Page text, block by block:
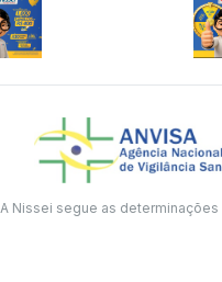
A Nissei segue as determinações